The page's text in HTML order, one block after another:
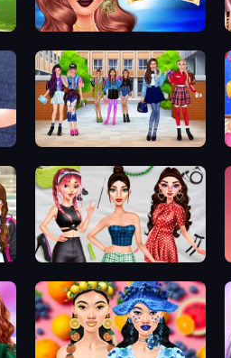
Makeup Studio Glam Diva
High School BFFs: Girls Team
Makeover Brat Girl Summer